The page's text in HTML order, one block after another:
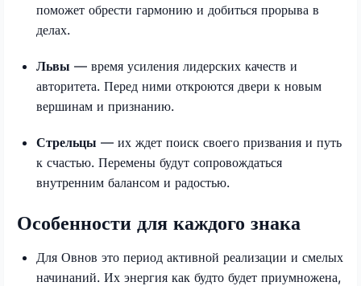
поможет обрести гармонию и добиться прорыва в
делах.
Львы — время усиления лидерских качеств и
авторитета. Перед ними откроются двери к новым
вершинам и признанию.
Стрельцы — их ждет поиск своего призвания и путь
к счастью. Перемены будут сопровождаться
внутренним балансом и радостью.
Особенности для каждого знака
Для Овнов это период активной реализации и смелых
начинаний. Их энергия как будто будет приумножена,